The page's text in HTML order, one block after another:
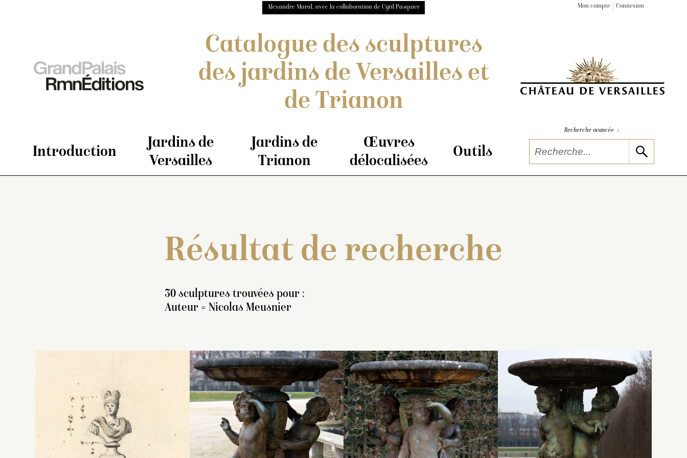
Alexandre Maral, avec la collaboration de Cyril Pasquier Mon compte Connexion
Catalogue des sculptures
des jardins de Versailles et
de Trianon
Introduction
Jardins de
Versailles
Jardins de
Trianon
Œuvres
délocalisées
Outils
Recherche avancée >
Résultat de recherche
30 sculptures trouvées pour :
Auteur = Nicolas Meusnier
Inventaire de 1707 : « Un
buste de marbre blanc, de
deux pieds cinq pouces,
représentant Alexandre,
ayant le casque en teste,
Inventaire de 1707 : « Deux
autres grouppes
semblables de trois enfans
autour d’un noyeau, orné
de trois consolles, sur
Inventaire de 1707 : « Deux
autres grouppes
semblables de trois enfans
autour d’un noyeau, orné
de trois consolles, sur
Inventaire de 1707 : « Deux
grouppes semblables de
trois petits tritons se tenant
tous trois par les bras et
leurs nageoires